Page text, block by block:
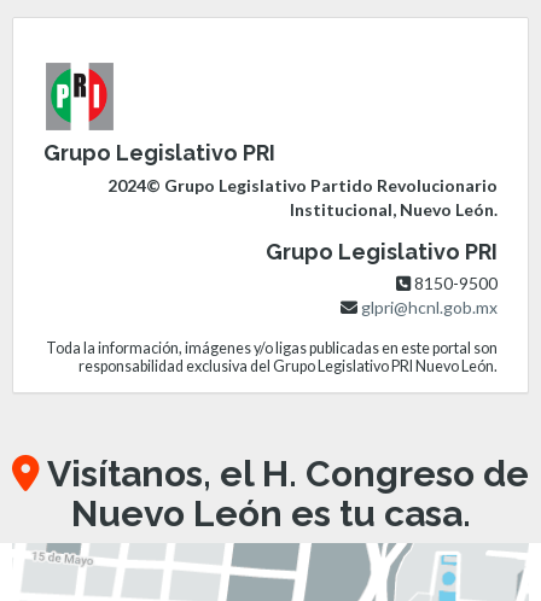
Grupo Legislativo PRI
2024© Grupo Legislativo Partido Revolucionario
Institucional, Nuevo León.
Grupo Legislativo PRI
8150-9500
glpri@hcnl.gob.mx
Toda la información, imágenes y/o ligas publicadas en este portal son
responsabilidad exclusiva del Grupo Legislativo PRI Nuevo León.
Visítanos, el H. Congreso de
Nuevo León es tu casa.